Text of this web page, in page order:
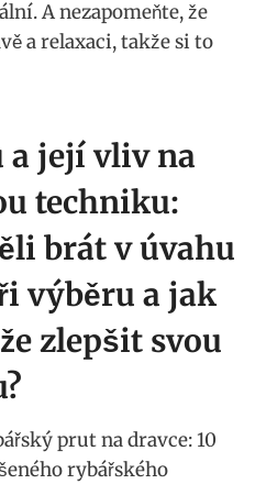
A⁤ nezapomeňte,‍ že
a ⁤relaxaci,‌ takže si to
a její vliv na⁣
techniku:‌
⁣brát v úvahu
výběru⁢ a jak
zlepšit svou
prut na⁢ dravce: 10
rybářského